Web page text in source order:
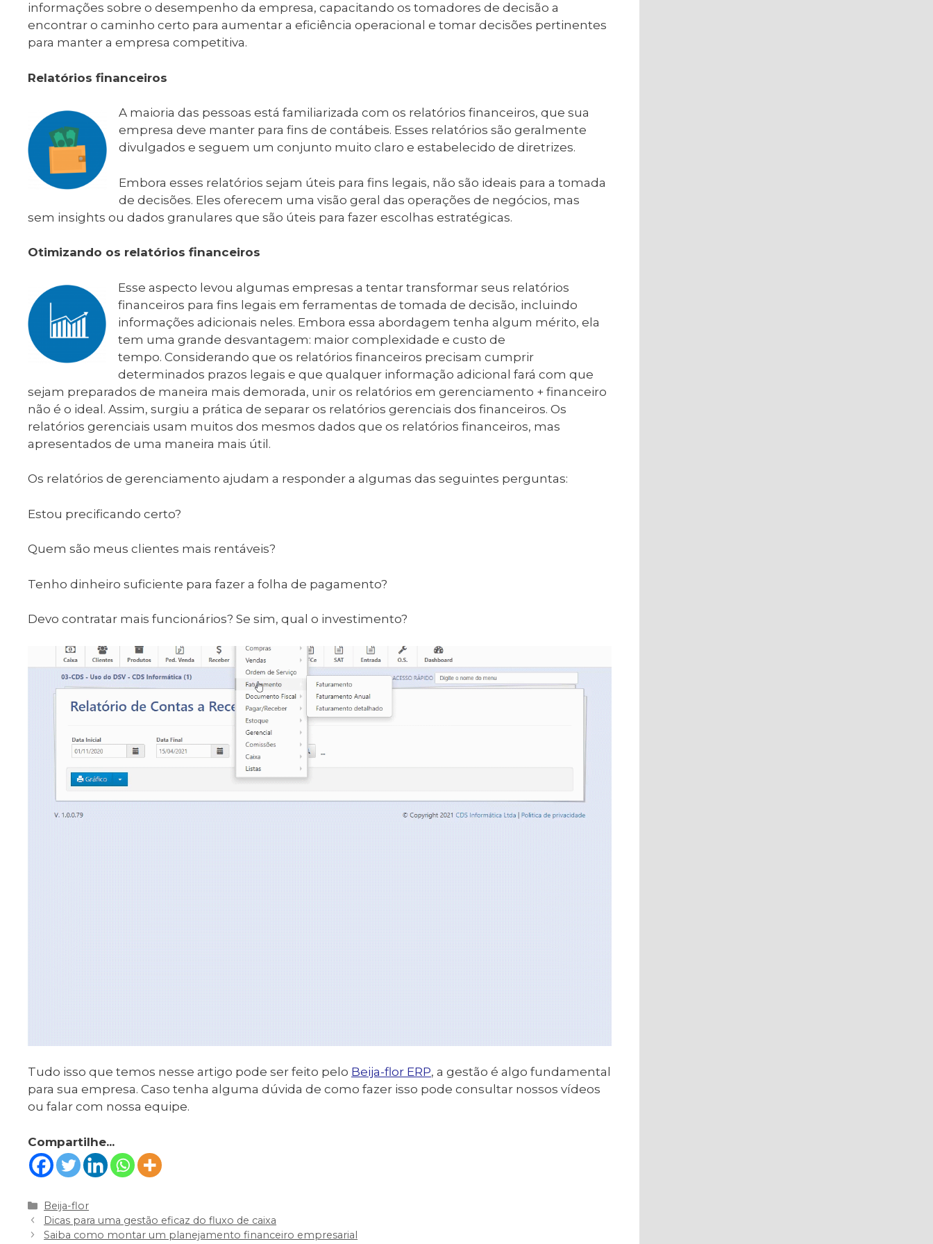
informações sobre o desempenho da empresa, capacitando os tomadores de decisão a
encontrar o caminho certo para aumentar a eficiência operacional e tomar decisões pertinentes
para manter a empresa competitiva.
Relatórios financeiros
A maioria das pessoas está familiarizada com os relatórios financeiros, que sua
empresa deve manter para fins de contábeis. Esses relatórios são geralmente
divulgados e seguem um conjunto muito claro e estabelecido de diretrizes.
Embora esses relatórios sejam úteis para fins legais, não são ideais para a tomada
de decisões. Eles oferecem uma visão geral das operações de negócios, mas
sem insights ​ou dados granulares que são úteis para fazer escolhas estratégicas.
Otimizando os relatórios financeiros
Esse aspecto levou algumas empresas a tentar transformar seus relatórios
financeiros para fins legais em ferramentas de tomada de decisão, incluindo
informações adicionais neles. Embora essa abordagem tenha algum mérito, ela
tem uma grande desvantagem: maior complexidade e custo de
tempo. Considerando que os relatórios financeiros precisam cumprir
determinados prazos legais e que qualquer informação adicional fará com que
sejam preparados de maneira mais demorada, unir os relatórios em gerenciamento + financeiro
não é o ideal. Assim, surgiu a prática de separar os relatórios gerenciais dos financeiros. Os
relatórios gerenciais usam muitos dos mesmos dados que os relatórios financeiros, mas
apresentados de uma maneira mais útil.
Os relatórios de gerenciamento ajudam a responder a algumas das seguintes perguntas:
Estou precificando certo?
Quem são meus clientes mais rentáveis?
Tenho dinheiro suficiente para fazer a folha de pagamento?
Devo contratar mais funcionários? Se sim, qual o investimento?
Tudo isso que temos nesse artigo pode ser feito pelo Beija-flor ERP, a gestão é algo fundamental
para sua empresa. Caso tenha alguma dúvida de como fazer isso pode consultar nossos vídeos
ou falar com nossa equipe.
Compartilhe...
Categorias
Beija-flor
Navegação
de
Dicas para uma gestão eficaz do fluxo de caixa
Saiba como montar um planejamento financeiro empresarial